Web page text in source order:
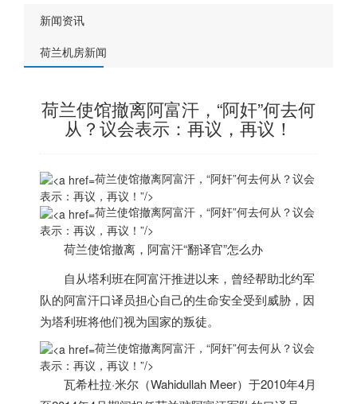
新闻资讯
荷兰机房新闻
荷兰使馆撤离阿富汗，“阿奸”何去何
从？议会表示：再议，再议！
荷兰使馆撤离阿富汗，“阿奸”何去何从？议会
表示：再议，再议！”/>
荷兰使馆撤离阿富汗，“阿奸”何去何从？议会
表示：再议，再议！”/>
荷兰使馆撤离，阿富汗“翻译官”怎么办
自从塔利班在阿富汗推进以来，曾经帮助北约军
队的阿富汗口译员担心自己的生命安全受到威胁，因
为塔利班将他们视为国家的叛徒。
荷兰使馆撤离阿富汗，“阿奸”何去何从？议会
表示：再议，再议！”/>
瓦希杜拉·米尔（Wahidullah Meer）于2010年4月